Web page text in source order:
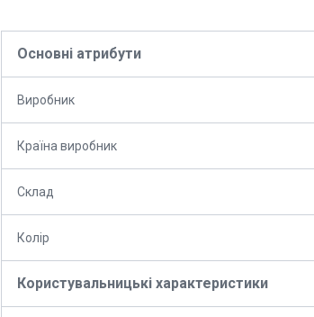
Основні атрибути
Виробник
Країна виробник
Склад
Колір
Користувальницькі характеристики